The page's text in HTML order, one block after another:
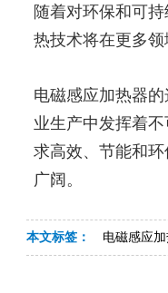
随着对环保和可
热技术将在更多领
电磁感应加热器
业生产中发挥着
求高效、节能和
广阔。
本文标签： 电磁感应